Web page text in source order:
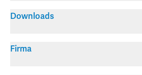
Downloads
Firma